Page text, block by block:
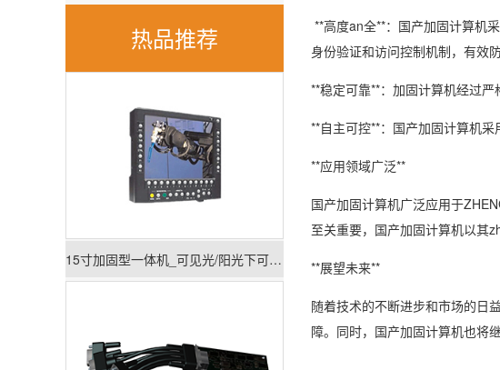
热品推荐
15寸加固型一体机_可见光/阳光下可视一体机
**高度an全**：国产加固计算机
身份验证和访问控制机制，有效
**稳定可靠**：加固计算机经过
**自主可控**：国产加固计算机
**应用领域广泛**
国产加固计算机广泛应用于
至关重要，国产加固计算机以其
**展望未来**
随着技术的不断进步和市场的日
障。同时，国产加固计算机也将